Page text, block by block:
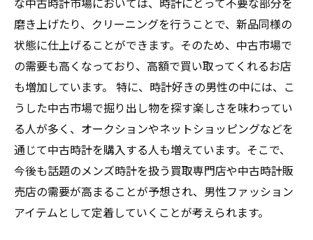
磨き上げたり、クリーニングを行うことで、新品同様の
状態に仕上げることができます。そのため、中古市場で
の需要も高くなっており、高額で買い取ってくれるお店
も増加しています。 特に、時計好きの男性の中には、こ
うした中古市場で掘り出し物を探す楽しさを味わってい
る人が多く、オークションやネットショッピングなどを
通じて中古時計を購入する人も増えています。そこで、
今後も話題のメンズ時計を扱う買取専門店や中古時計販
売店の需要が高まることが予想され、男性ファッション
アイテムとして定着していくことが考えられます。